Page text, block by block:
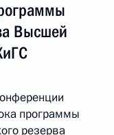
Высшей
программы
резерва